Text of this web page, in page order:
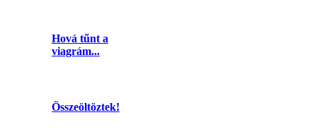
Hová tűnt a
viagrám...
Összeöltöztek!